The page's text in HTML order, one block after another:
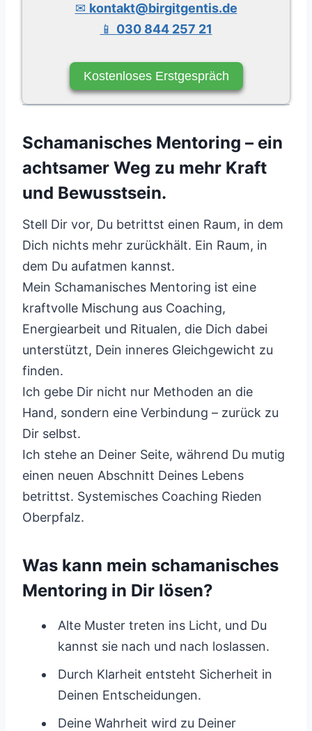
✉ kontakt@birgitgentis.de
📱 030 844 257 21
Kostenloses Erstgespräch
Schamanisches Mentoring – ein
achtsamer Weg zu mehr Kraft
und Bewusstsein.
Stell Dir vor, Du betrittst einen Raum, in dem
Dich nichts mehr zurückhält. Ein Raum, in
dem Du aufatmen kannst.
Mein Schamanisches Mentoring ist eine
kraftvolle Mischung aus Coaching,
Energiearbeit und Ritualen, die Dich dabei
unterstützt, Dein inneres Gleichgewicht zu
finden.
Ich gebe Dir nicht nur Methoden an die
Hand, sondern eine Verbindung – zurück zu
Dir selbst.
Ich stehe an Deiner Seite, während Du mutig
einen neuen Abschnitt Deines Lebens
betrittst. Systemisches Coaching Rieden
Oberpfalz.
Was kann mein schamanisches
Mentoring in Dir lösen?
Alte Muster treten ins Licht, und Du
kannst sie nach und nach loslassen.
Durch Klarheit entsteht Sicherheit in
Deinen Entscheidungen.
Deine Wahrheit wird zu Deiner